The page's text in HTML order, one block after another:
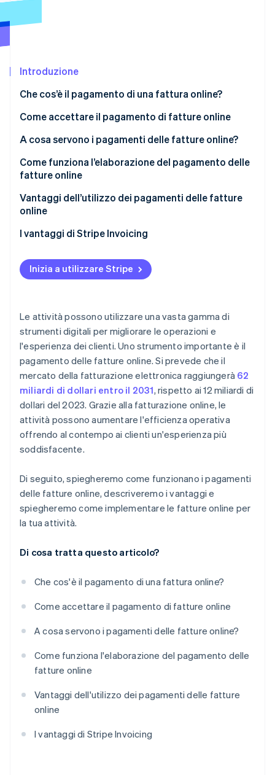
Radar
Costituzione di start-up
Rimozione del carbonio
Identity
Stripe Sessions 2026
Scopri come Stripe sta costruendo l'infrastruttura
Introduzione
Che cos’è il pagamento di una fattura online?
Come accettare il pagamento di fatture online
A cosa servono i pagamenti delle fatture online?
Come funziona l’elaborazione del pagamento delle
fatture online
Vantaggi dell’utilizzo dei pagamenti delle fatture
online
I vantaggi di Stripe Invoicing
Inizia a utilizzare Stripe
Le attività possono utilizzare una vasta gamma di
strumenti digitali per migliorare le operazioni e
l'esperienza dei clienti. Uno strumento importante è il
pagamento delle fatture online. Si prevede che il
mercato della fatturazione elettronica raggiungerà 62
miliardi di dollari entro il 2031, rispetto ai 12 miliardi di
dollari del 2023. Grazie alla fatturazione online, le
attività possono aumentare l'efficienza operativa
offrendo al contempo ai clienti un'esperienza più
soddisfacente.
Di seguito, spiegheremo come funzionano i pagamenti
delle fatture online, descriveremo i vantaggi e
spiegheremo come implementare le fatture online per
la tua attività.
Di cosa tratta questo articolo?
Che cos'è il pagamento di una fattura online?
Come accettare il pagamento di fatture online
A cosa servono i pagamenti delle fatture online?
Come funziona l'elaborazione del pagamento delle
fatture online
Vantaggi dell'utilizzo dei pagamenti delle fatture
online
I vantaggi di Stripe Invoicing